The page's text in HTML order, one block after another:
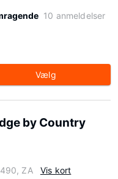
10 anmeldelser
Vælg
by Country
ZA Vis kort